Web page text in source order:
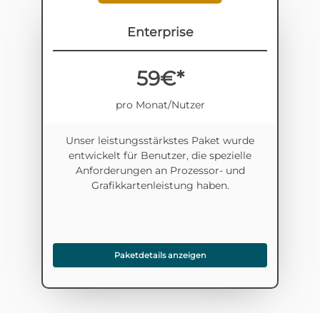
Enterprise
59€*
pro Monat/Nutzer
Unser leistungsstärkstes Paket wurde
entwickelt für Benutzer, die spezielle
Anforderungen an Prozessor- und
Grafikkartenleistung haben.
Paketdetails anzeigen